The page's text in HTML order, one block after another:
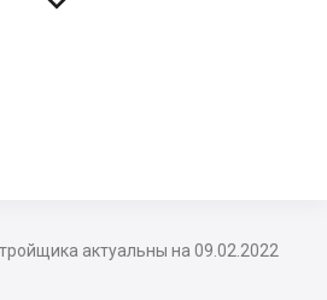
актуальны на 09.02.2022